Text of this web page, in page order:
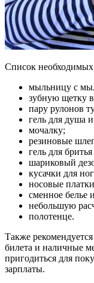
Список
мыльницу с
зубную щетку
пару рулонов
гель для душа
мочалку;
резиновые
гель для
шариковый
кусачки для
носовые
сменное белье
небольшую
полотенце.
Также
билета и наличные
пригодиться для
зарплаты.